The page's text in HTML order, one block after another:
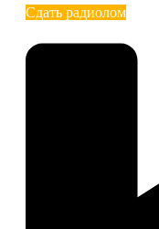
Сдать радиолом